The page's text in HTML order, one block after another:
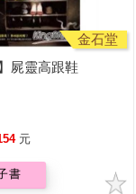
金石堂
屍靈高跟鞋
元
書